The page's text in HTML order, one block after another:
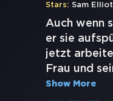
Stars: Sam
Auch wenn
er sie
jetzt
Frau und
Show More